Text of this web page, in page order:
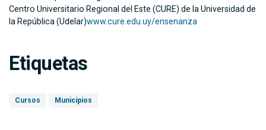
Centro Universitario Regional del Este (CURE) de la Universidad de
la República (Udelar)www.cure.edu.uy/ensenanza
Etiquetas
Cursos Municipios